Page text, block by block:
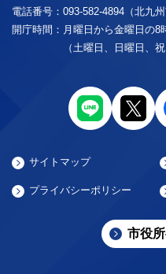
電話番号： 093-582-4894（北九
開庁時間： 月曜日から金曜日の8
（土曜日、日曜日、
サイトマップ
プライバシーポリシー
市役